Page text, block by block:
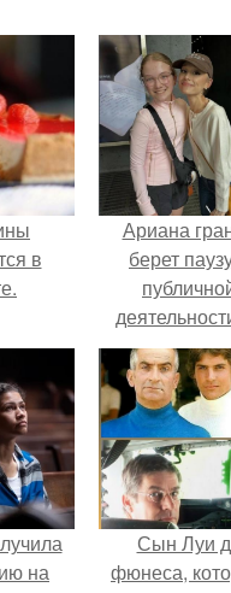
в
Ариана
берет
фоне
своем
на
Сын Луи
фюнеса,